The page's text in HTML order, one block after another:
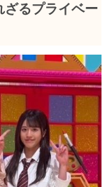
るプライベー